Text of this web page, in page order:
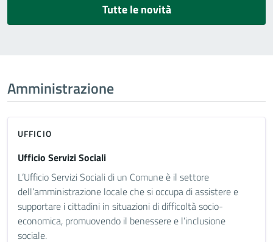
Tutte le novità
Amministrazione
UFFICIO
Ufficio Servizi Sociali
L’Ufficio Servizi Sociali di un Comune è il settore
dell’amministrazione locale che si occupa di assistere e
supportare i cittadini in situazioni di difficoltà socio-
economica, promuovendo il benessere e l’inclusione
sociale.